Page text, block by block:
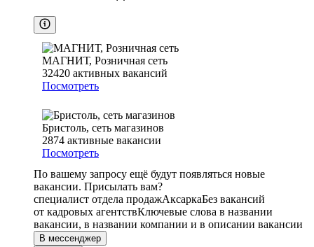
МАГНИТ, Розничная сеть
32420 активных вакансий
Посмотреть
Бристоль, сеть магазинов
2874 активные вакансии
Посмотреть
По вашему запросу ещё будут появляться новые
вакансии. Присылать вам?
специалист отдела продажАксаркаБез вакансий
от кадровых агентствКлючевые слова в названии
вакансии, в названии компании и в описании вакансии
В мессенджер